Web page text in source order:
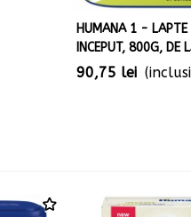
HUMANA 1 - LAPTE
INCEPUT, 800G, DE
90,75 lei